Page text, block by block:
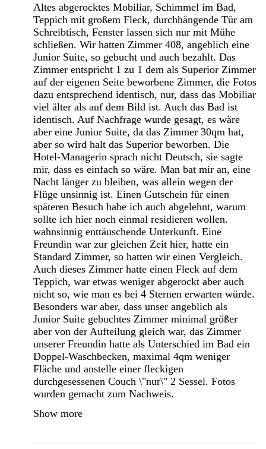
Altes abgerocktes Mobiliar, Schimmel im Bad,
Teppich mit großem Fleck, durchhängende Tür am
Schreibtisch, Fenster lassen sich nur mit Mühe
schließen. Wir hatten Zimmer 408, angeblich eine
Junior Suite, so gebucht und auch bezahlt. Das
Zimmer entspricht 1 zu 1 dem als Superior Zimmer
auf der eigenen Seite beworbene Zimmer, die Fotos
dazu entsprechend identisch, nur, dass das Mobiliar
viel älter als auf dem Bild ist. Auch das Bad ist
identisch. Auf Nachfrage wurde gesagt, es wäre
aber eine Junior Suite, da das Zimmer 30qm hat,
aber so wird halt das Superior beworben. Die
Hotel-Managerin sprach nicht Deutsch, sie sagte
mir, dass es einfach so wäre. Man bat mir an, eine
Nacht länger zu bleiben, was allein wegen der
Flüge unsinnig ist. Einen Gutschein für einen
späteren Besuch habe ich auch abgelehnt, warum
sollte ich hier noch einmal residieren wollen.
wahnsinnig enttäuschende Unterkunft. Eine
Freundin war zur gleichen Zeit hier, hatte ein
Standard Zimmer, so hatten wir einen Vergleich.
Auch dieses Zimmer hatte einen Fleck auf dem
Teppich, war etwas weniger abgerockt aber auch
nicht so, wie man es bei 4 Sternen erwarten würde.
Besonders war aber, dass unser angeblich als
Junior Suite gebuchtes Zimmer minimal größer
aber von der Aufteilung gleich war, das Zimmer
unserer Freundin hatte als Unterschied im Bad ein
Doppel-Waschbecken, maximal 4qm weniger
Fläche und anstelle einer fleckigen
durchgesessenen Couch \"nur\" 2 Sessel. Fotos
wurden gemacht zum Nachweis.
Show more